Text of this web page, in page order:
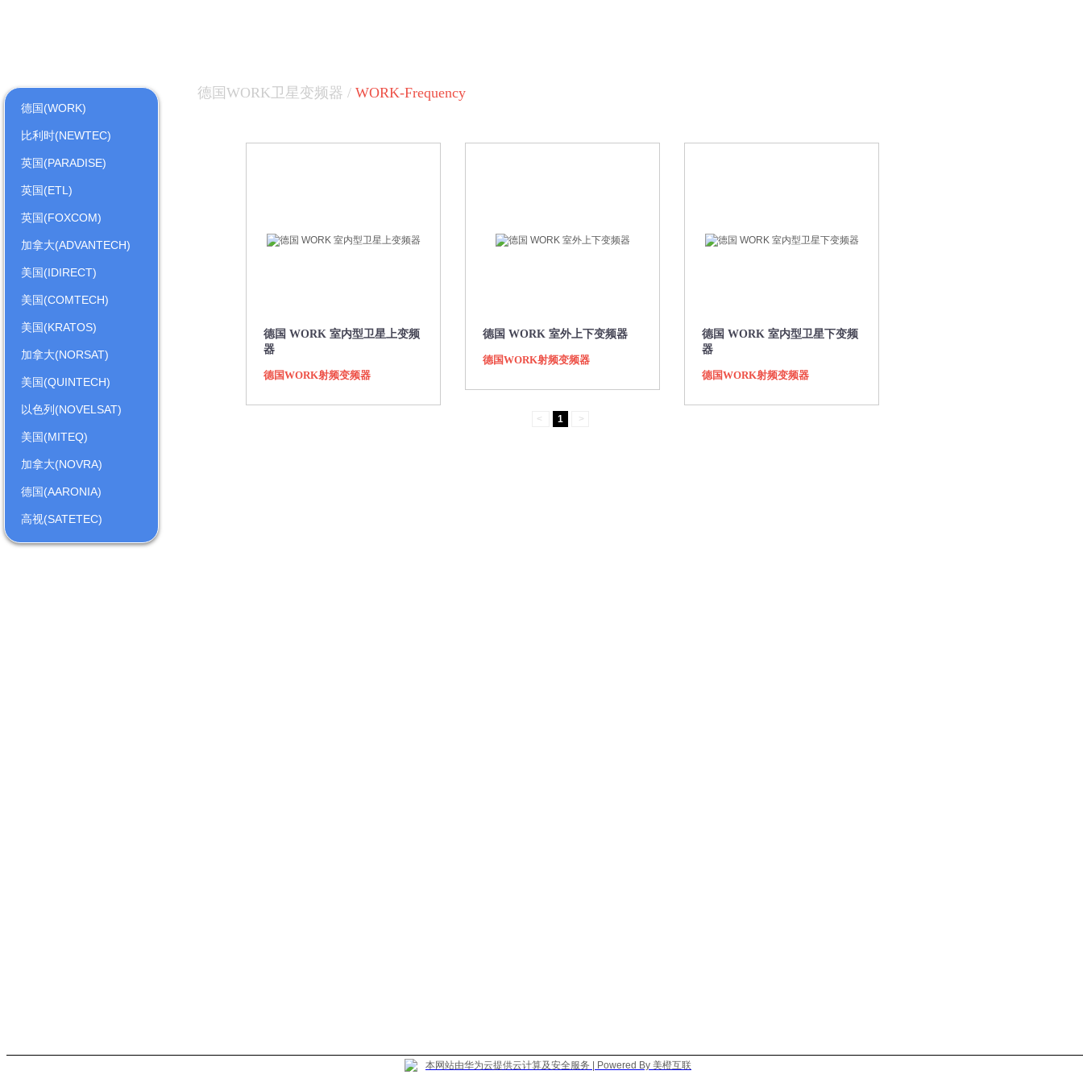
德国(WORK)
比利时(NEWTEC)
英国(PARADISE)
英国(ETL)
英国(FOXCOM)
加拿大(ADVANTECH)
美国(IDIRECT)
美国(COMTECH)
美国(KRATOS)
加拿大(NORSAT)
美国(QUINTECH)
以色列(NOVELSAT)
美国(MITEQ)
加拿大(NOVRA)
德国(AARONIA)
高视(SATETEC)
德国WORK卫星变频器 / WORK-Frequency
德国 WORK 室内型卫星上变频
器
德国WORK射频变频器
德国 WORK 室外上下变频器
德国WORK射频变频器
德国 WORK 室内型卫星下变频
器
德国WORK射频变频器
< 1 >
本网站由华为云提供云计算及安全服务 | Powered By 美橙互联